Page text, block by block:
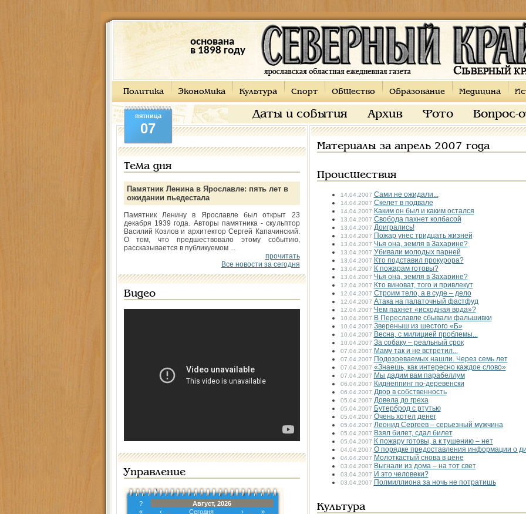
основана
в 1898 году
Политика Экономика Культура Спорт Общество Образование Медицина
Даты и события Архив Фото Вопрос-
пятница
07
Тема дня
Памятник Ленина в Ярославле: пять лет в
ожидании пьедестала
Памятник Ленину в Ярославле был открыт 23
декабря 1939 года. Авторы памятника - скульптор
Василий Козлов и архитектор Сергей Капачинский.
О том, что предшествовало этому событию,
рассказывается в публикуемом ...
прочитать
Все новости за сегодня
Видео
Управление
?
Август, 2026
«
‹ Сегодня ›
»
Материалы за апрель 2007 года
Происшествия
14.04.2007 Сами не ожидали...
14.04.2007 Скелет в подвале
14.04.2007 Каким он был и каким остался
13.04.2007 Свобода пахнет колбасой
13.04.2007 Доигрались!
13.04.2007 Пожар унес тридцать жизней
13.04.2007 Чья она, земля в Захарине?
13.04.2007 Убивали молодых парней
13.04.2007 Кто подставил прокурора?
13.04.2007 К пожарам готовы?
13.04.2007 Чья она, земля в Захарине?
12.04.2007 Кто виноват, того и привлекут
12.04.2007 Строим тело, а в суде – дело
12.04.2007 Атака на палаточный фаст­фуд
12.04.2007 Чем пахнет «исходная вода»?
10.04.2007 В Переславле сбывали фальшивки
10.04.2007 Звереныш из шестого «Б»
10.04.2007 Весна, с милицией проблемы...
10.04.2007 За собаку – реальный срок
07.04.2007 Маму так и не встретил...
07.04.2007 Подозреваемых нашли. Через семь лет
07.04.2007 «Знаешь, как интересно каждое слово»
07.04.2007 Мы дадим вам парабеллум
06.04.2007 Киднеппинг по-деревенски
06.04.2007 Двор в собственность
05.04.2007 Довела до греха
05.04.2007 Бутерброд с ртутью
05.04.2007 Очень хотел денег
05.04.2007 Леонид Сергеев – серьезный мужчина
05.04.2007 Взял билет, сдал билет
05.04.2007 К пожару готовы, а к тушению – нет
04.04.2007 О порядке предоставления информации о
04.04.2007 Молоткастый снова в цене
03.04.2007 Выгнали из дома – на тот свет
03.04.2007 И это человеки?
03.04.2007 Полмиллиона за ночь не потратишь
Культура